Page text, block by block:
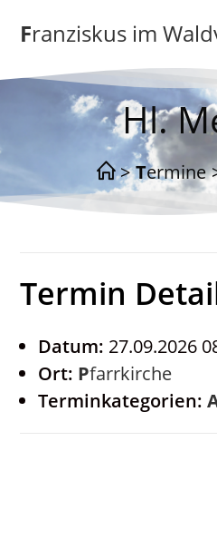
Inhalt
springenFranziskus im
Hl.
> Termine
Termin
Datum: 27.09.2026
Ort:
Pfarrkirche
Terminkategorien: